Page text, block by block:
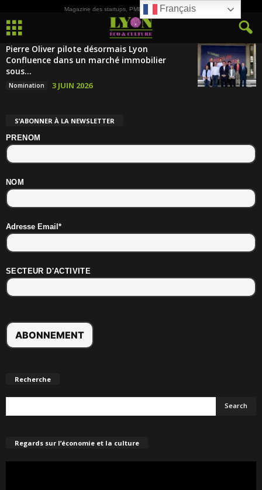
Magazine des startups, PME, ETI et de la Culture
Pierre Oliver pilote désormais Lyon
Confluence dans un marché immobilier
sous...
Nomination 3 JUIN 2026
S’ABONNER À LA NEWSLETTER
PRENOM
NOM
Adresse Email*
SECTEUR D'ACTIVITE
Recherche
Regards sur l’économie et la culture
Français